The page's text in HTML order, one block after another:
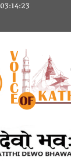
03:14:24